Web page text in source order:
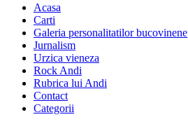
Acasa
Carti
Galeria personalitatilor bucovinene
Jurnalism
Urzica vieneza
Rock Andi
Rubrica lui Andi
Contact
Categorii